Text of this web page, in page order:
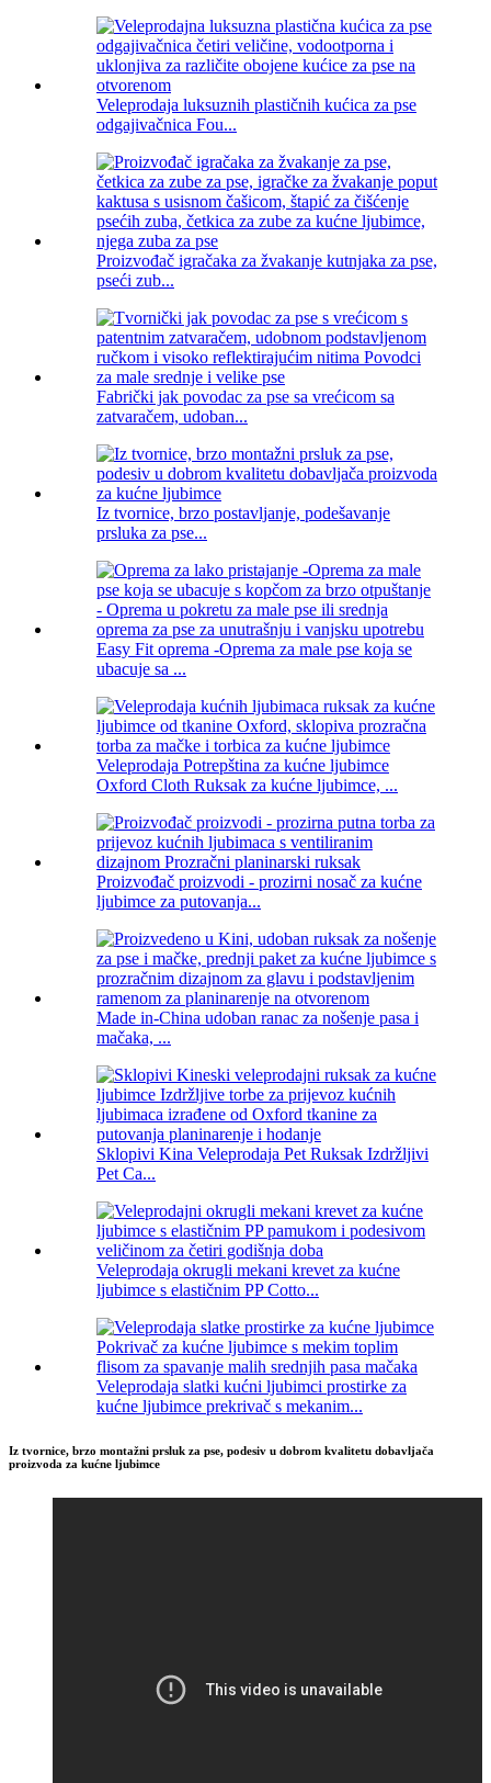
Veleprodaja luksuznih plastičnih kućica za pse
odgajivačnica Fou...
Proizvođač igračaka za žvakanje kutnjaka za pse,
pseći zub...
Fabrički jak povodac za pse sa vrećicom sa
zatvaračem, udoban...
Iz tvornice, brzo postavljanje, podešavanje
prsluka za pse...
Easy Fit oprema -Oprema za male pse koja se
ubacuje sa ...
Veleprodaja Potrepština za kućne ljubimce
Oxford Cloth Ruksak za kućne ljubimce, ...
Proizvođač proizvodi - prozirni nosač za kućne
ljubimce za putovanja...
Made in-China udoban ranac za nošenje pasa i
mačaka, ...
Sklopivi Kina Veleprodaja Pet Ruksak Izdržljivi
Pet Ca...
Veleprodaja okrugli mekani krevet za kućne
ljubimce s elastičnim PP Cotto...
Veleprodaja slatki kućni ljubimci prostirke za
kućne ljubimce prekrivač s mekanim...
Iz tvornice, brzo montažni prsluk za pse, podesiv u dobrom kvalitetu dobavljača
proizvoda za kućne ljubimce